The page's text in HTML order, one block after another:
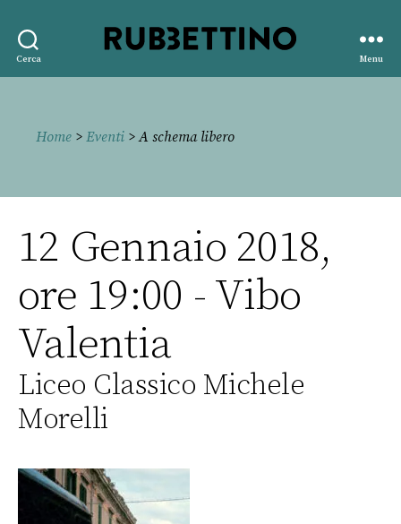
Cerca
editore
Menu
Home > Eventi > A schema libero
12 Gennaio 2018,
ore 19:00 - Vibo
Valentia
Liceo Classico Michele
Morelli